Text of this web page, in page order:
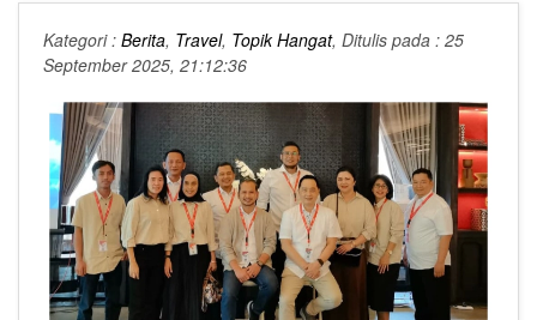
Kategori : Berita, Travel, Topik Hangat, Ditulis pada : 25
September 2025, 21:12:36